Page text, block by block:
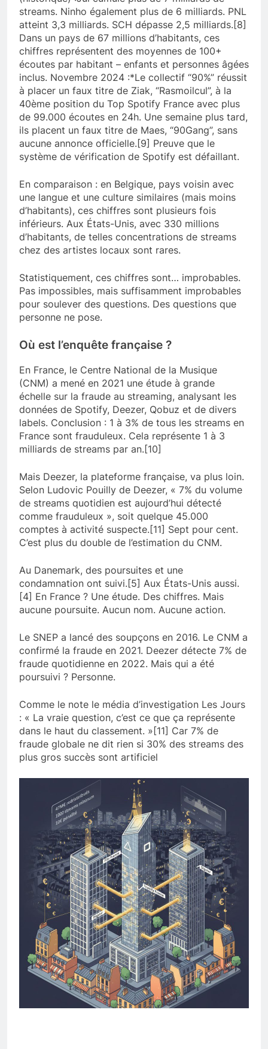
streams. Ninho également plus de 6 milliards. PNL
atteint 3,3 milliards. SCH dépasse 2,5 milliards.[8]
Dans un pays de 67 millions d’habitants, ces
chiffres représentent des moyennes de 100+
écoutes par habitant – enfants et personnes âgées
inclus. Novembre 2024 :*Le collectif “90%” réussit
à placer un faux titre de Ziak, “Rasmoilcul”, à la
40ème position du Top Spotify France avec plus
de 99.000 écoutes en 24h. Une semaine plus tard,
ils placent un faux titre de Maes, “90Gang”, sans
aucune annonce officielle.[9] Preuve que le
système de vérification de Spotify est défaillant.
En comparaison : en Belgique, pays voisin avec
une langue et une culture similaires (mais moins
d’habitants), ces chiffres sont plusieurs fois
inférieurs. Aux États-Unis, avec 330 millions
d’habitants, de telles concentrations de streams
chez des artistes locaux sont rares.
Statistiquement, ces chiffres sont… improbables.
Pas impossibles, mais suffisamment improbables
pour soulever des questions. Des questions que
personne ne pose.
Où est l’enquête française ?
En France, le Centre National de la Musique
(CNM) a mené en 2021 une étude à grande
échelle sur la fraude au streaming, analysant les
données de Spotify, Deezer, Qobuz et de divers
labels. Conclusion : 1 à 3% de tous les streams en
France sont frauduleux. Cela représente 1 à 3
milliards de streams par an.[10]
Mais Deezer, la plateforme française, va plus loin.
Selon Ludovic Pouilly de Deezer, « 7% du volume
de streams quotidien est aujourd’hui détecté
comme frauduleux », soit quelque 45.000
comptes à activité suspecte.[11] Sept pour cent.
C’est plus du double de l’estimation du CNM.
Au Danemark, des poursuites et une
condamnation ont suivi.[5] Aux États-Unis aussi.
[4] En France ? Une étude. Des chiffres. Mais
aucune poursuite. Aucun nom. Aucune action.
Le SNEP a lancé des soupçons en 2016. Le CNM a
confirmé la fraude en 2021. Deezer détecte 7% de
fraude quotidienne en 2022. Mais qui a été
poursuivi ? Personne.
Comme le note le média d’investigation Les Jours
: « La vraie question, c’est ce que ça représente
dans le haut du classement. »[11] Car 7% de
fraude globale ne dit rien si 30% des streams des
plus gros succès sont artificiel